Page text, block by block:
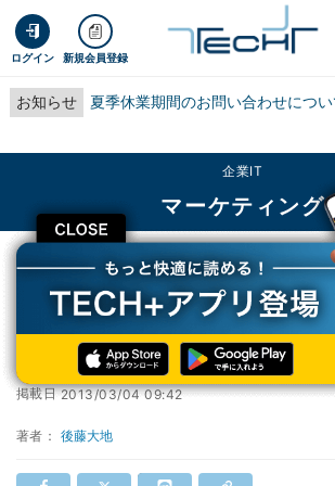
ログイン 新規会員登録
お知らせ 夏季休業期間のお問い合わせについ
CLOSE
企業IT
マーケティング
TECH+ 企業IT
マーケティング
Safariが後退 - 2月モバイルブラウザシェア
Safariが後退 - 2月モバイルブ
掲載日2013/03/04 09:42
著者： 後藤大地